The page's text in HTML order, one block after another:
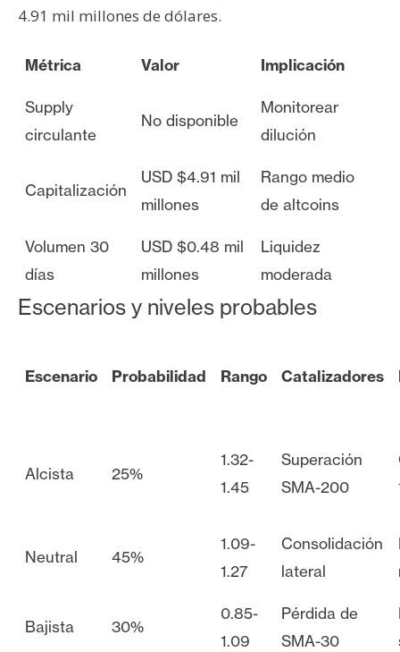
4.91 mil millones de dólares.
Métrica Valor Implicación
Supply
circulante
No disponible
Monitorear
dilución
Capitalización
USD $4.91 mil
millones
Rango medio
de altcoins
Volumen 30
días
USD $0.48 mil
millones
Liquidez
moderada
Escenarios y niveles probables
Escenario Probabilidad Rango Catalizadores
Alcista 25%
1.32-
1.45
Superación
SMA-200
Neutral 45%
1.09-
1.27
Consolidación
lateral
Bajista 30%
0.85-
1.09
Pérdida de
SMA-30